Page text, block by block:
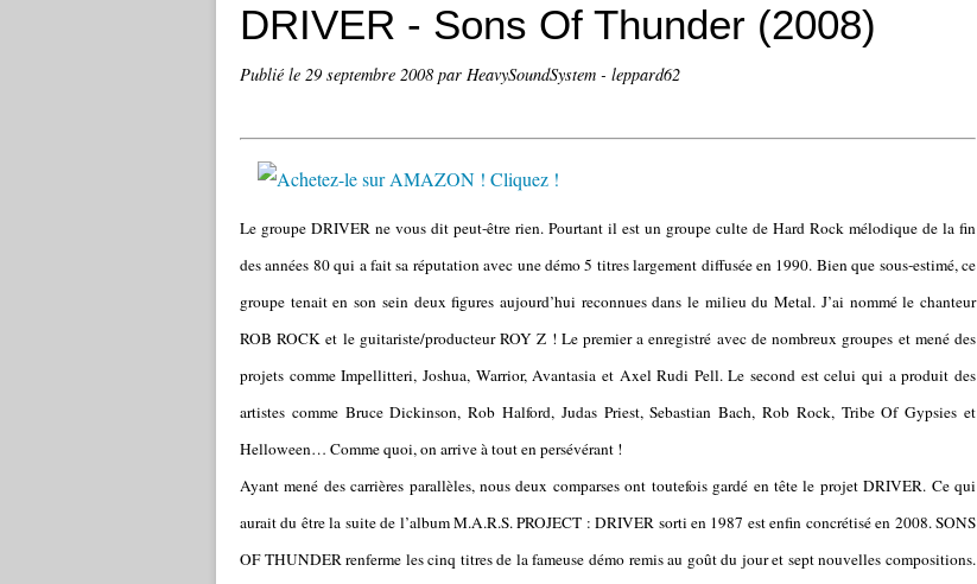
DRIVER - Sons Of Thunder (2008)
Publié le 29 septembre 2008 par HeavySoundSystem - leppard62
Le groupe DRIVER ne vous dit peut-être rien. Pourtant il est un groupe culte de Hard Rock mélodique de la fin
des années 80 qui a fait sa réputation avec une démo 5 titres largement diffusée en 1990. Bien que sous-estimé, ce
groupe tenait en son sein deux figures aujourd’hui reconnues dans le milieu du Metal. J’ai nommé le chanteur
ROB ROCK et le guitariste/producteur ROY Z ! Le premier a enregistré avec de nombreux groupes et mené des
projets comme Impellitteri, Joshua, Warrior, Avantasia et Axel Rudi Pell. Le second est celui qui a produit des
artistes comme Bruce Dickinson, Rob Halford, Judas Priest, Sebastian Bach, Rob Rock, Tribe Of Gypsies et
Helloween… Comme quoi, on arrive à tout en persévérant !
Ayant mené des carrières parallèles, nous deux comparses ont toutefois gardé en tête le projet DRIVER. Ce qui
aurait du être la suite de l’album M.A.R.S. PROJECT : DRIVER sorti en 1987 est enfin concrétisé en 2008. SONS
OF THUNDER renferme les cinq titres de la fameuse démo remis au goût du jour et sept nouvelles compositions.